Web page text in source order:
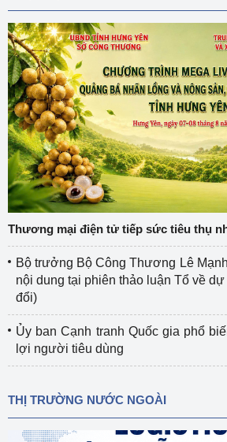
Thương mại điện tử tiếp sức tiêu thụ
Bộ trưởng Bộ Công Thương Lê
nội dung tại phiên thảo luận Tổ về
đổi)
Ủy ban Cạnh tranh Quốc gia phổ
lợi người tiêu dùng
THỊ TRƯỜNG NƯỚC NGOÀI